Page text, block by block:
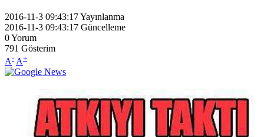
2016-11-3 09:43:17Yayınlanma
2016-11-3 09:43:17 Güncelleme
0Yorum
791 Gösterim
A- A+